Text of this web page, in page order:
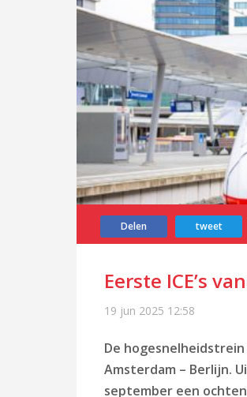
Delen tweet
Eerste ICE’s
19 jun 2025 12:58
De hogesnelheidstrein
Amsterdam – Berlijn.
september een